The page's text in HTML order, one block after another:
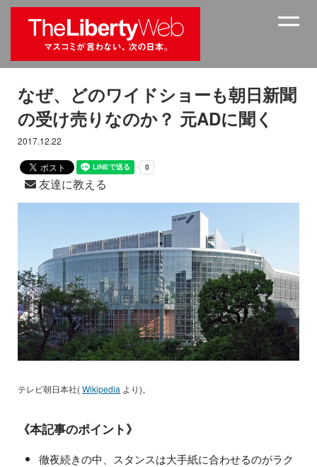
なぜ、どのワイドショーも朝日新聞
の受け売りなのか？ 元ADに聞く
2017.12.22
友達に教える
テレビ朝日本社(Wikipedia より)。
《本記事のポイント》
徹夜続きの中、スタンスは大手紙に合わせるのがラク